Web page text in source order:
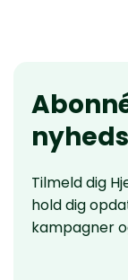
Tilmeld dig
hold dig
kampagner